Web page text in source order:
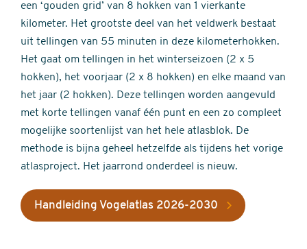
een ‘gouden grid’ van 8 hokken van 1 vierkante
kilometer. Het grootste deel van het veldwerk bestaat
uit tellingen van 55 minuten in deze kilometerhokken.
Het gaat om tellingen in het winterseizoen (2 x 5
hokken), het voorjaar (2 x 8 hokken) en elke maand van
het jaar (2 hokken). Deze tellingen worden aangevuld
met korte tellingen vanaf één punt en een zo compleet
mogelijke soortenlijst van het hele atlasblok. De
methode is bijna geheel hetzelfde als tijdens het vorige
atlasproject. Het jaarrond onderdeel is nieuw.
Handleiding Vogelatlas 2026-2030